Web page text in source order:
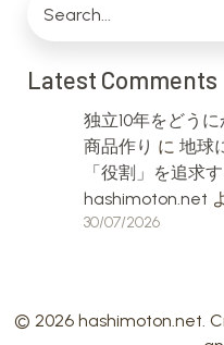
Latest Comments
独立10年をどう
商品作り に 地球
「役割」を追求
hashimoton.net
30/07/2026
© 2026 hashimoton.net.